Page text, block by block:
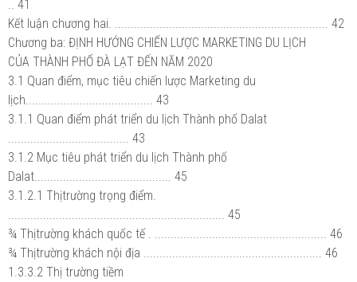
.. 41
Kết luận chương hai. ................................................................... 42
Chương ba: ĐỊNH HƯỚNG CHIẾN LƯỢC MARKETING DU LỊCH
CỦA THÀNH PHỐ ĐÀ LẠT ĐẾN NĂM 2020
3.1 Quan điểm, mục tiêu chiến lược Marketing du
lịch........................................ 43
3.1.1 Quan điểm phát triển du lịch Thành phố Dalat
...................................... 43
3.1.2 Mục tiêu phát triển du lịch Thành phố
Dalat........................................... 45
3.1.2.1 Thịtrường trọng điểm.
.................................................................... 45
¾ Thịtrường khách quốc tế . ...................................................... 46
¾ Thịtrường khách nội địa ........................................................ 46
1.3.3.2 Thị trường tiềm